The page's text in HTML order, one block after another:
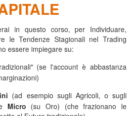
in questo corso, per Individuare,
le Tendenze Stagionali nel Trading
essere impiegare su:
(se l'account è abbastanza
(ad esempio sugli Agricoli, o sugli
Micro (su Oro) (che frazionano le